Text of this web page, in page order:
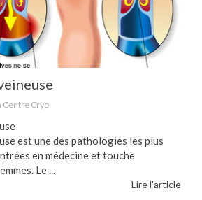
Centre Cryo
est une des pathologies les plus
en médecine et touche
Le ...
Lire l'article